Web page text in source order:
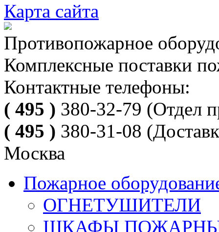
Карта сайта
Противопожарное
Комплексные поставки
Контактные телефоны:
( 495 ) 380-32-79 (Отдел
( 495 ) 380-31-08
Москва
Пожарное
ОГНЕТУШИТЕЛИ
ШКАФЫ